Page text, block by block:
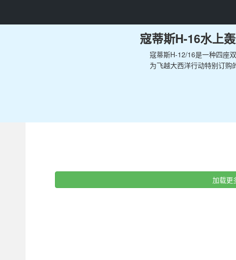
寇蒂斯H-16水上
寇蒂斯H-12/16是一种四座
为飞越大西洋行动特别订购
加载更